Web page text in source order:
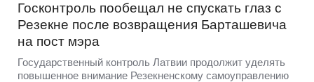
Госконтроль пообещал не спускать глаз с
Резекне после возвращения Барташевича
на пост мэра
Государственный контроль Латвии продолжит уделять
повышенное внимание Резекненскому самоуправлению